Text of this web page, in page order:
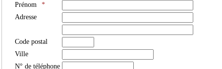
Prénom
*
Adresse
Code postal
Ville
N° de téléphone